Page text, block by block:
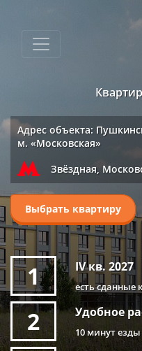
Адрес объекта:
м. «Московская»
Звёздная,
Выбрать квартиру
1 IV кв. 2027
есть сданные
2 Удобное
10 минут